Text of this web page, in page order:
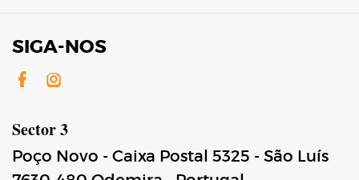
SIGA-NOS
Facebook
Instagram
Sector 3
Poço Novo - Caixa Postal 5325 - São Luís